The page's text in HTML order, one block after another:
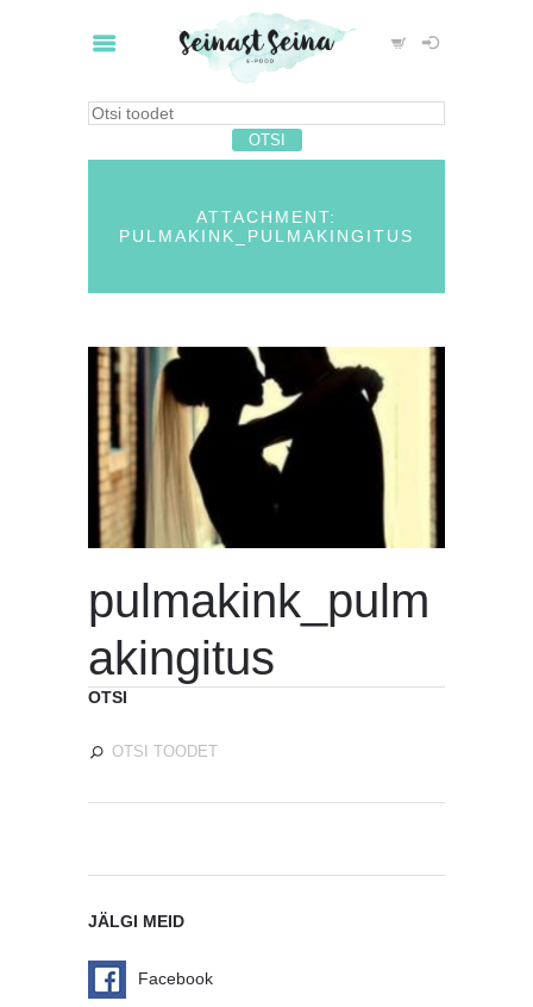
ATTACHMENT:
PULMAKINK_PULMAKINGITUS
pulmakink_pulm
akingitus
OTSI
JÄLGI MEID
Facebook